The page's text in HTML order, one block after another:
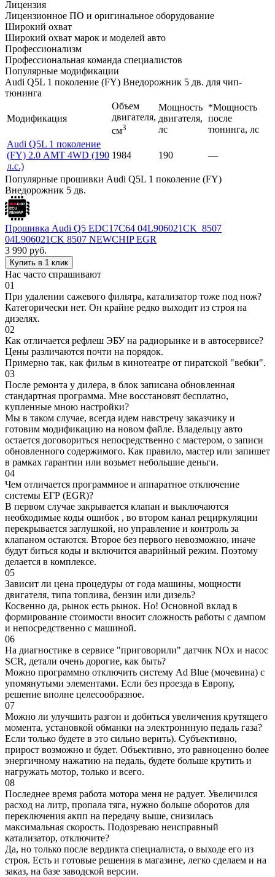
Лицензия
Лицензионное ПО и оригинальное оборудование
Широкий охват
Широкий охват марок и моделей авто
Профессионализм
Профессиональная команда специалистов
Популярные модификации
Audi Q5L 1 поколение (FY) Внедорожник 5 дв. для чип-
тюнинга
Модификация
Объем
двигателя,
см3
Мощность
двигателя,
лс
*Мощность
после
тюнинга, лс
Audi Q5L 1 поколение
(FY) 2.0 AMT 4WD (190
л.с.)
1984 190 —
Популярные прошивки Audi Q5L 1 поколение (FY)
Внедорожник 5 дв.
Прошивка Audi Q5 EDC17C64 04L906021CK_8507
04L906021CK 8507 NEWCHIP EGR
3 990 руб.
Купить в 1 клик
Нас часто спрашивают
01
При удалении сажевого фильтра, катализатор тоже под нож?
Категорически нет. Он крайне редко выходит из строя на
дизелях.
02
Как отличается рефлеш ЭБУ на радиорынке и в автосервисе?
Цены различаются почти на порядок.
Примерно так, как фильм в кинотеатре от пиратской "вебки".
03
После ремонта у дилера, в блок записана обновленная
стандартная программа. Мне восстановят бесплатно,
купленные мною настройки?
Мы в таком случае, всегда идем навстречу заказчику и
готовим модификацию на новом файле. Владельцу авто
остается договориться непосредственно с мастером, о записи
обновленного содержимого. Как правило, мастер или запишет
в рамках гарантии или возьмет небольшие деньги.
04
Чем отличается программное и аппаратное отключение
системы ЕГР (EGR)?
В первом случае закрывается клапан и выключаются
необходимые коды ошибок , во втором канал рециркуляции
перекрывается заглушкой, но управление и контроль за
клапаном остаются. Второе без первого невозможно, иначе
будут биться коды и включится аварийный режим. Поэтому
делается в комплексе.
05
Зависит ли цена процедуры от года машины, мощности
двигателя, типа топлива, бензин или дизель?
Косвенно да, рынок есть рынок. Но! Основной вклад в
формирование стоимости вносит сложность работы с дампом
и непосредственно с машиной.
06
На диагностике в сервисе "приговорили" датчик NOx и насос
SCR, детали очень дорогие, как быть?
Можно программно отключить систему Ad Blue (мочевина) с
упомянутыми элементами. Если без проезда в Европу,
решение вполне целесообразное.
07
Можно ли улучшить разгон и добиться увеличения крутящего
момента, установкой обманки на электроннную педаль газа?
Если только будете в это сильно верить). Субъективно,
прирост возможно и будет. Объективно, это равноценно более
энергичному нажатию на педаль, будете больше крутить и
нагружать мотор, только и всего.
08
Последнее время работа мотора меня не радует. Увеличился
расход на литр, пропала тяга, нужно больше оборотов для
переключения акпп на передачу выше, снизилась
максимальная скорость. Подозреваю неисправный
катализатор, отключите?
Да, но только после вердикта специалиста, о выходе его из
строя. Есть и готовые решения в магазине, легко сделаем и на
заказ, на базе заводской версии.